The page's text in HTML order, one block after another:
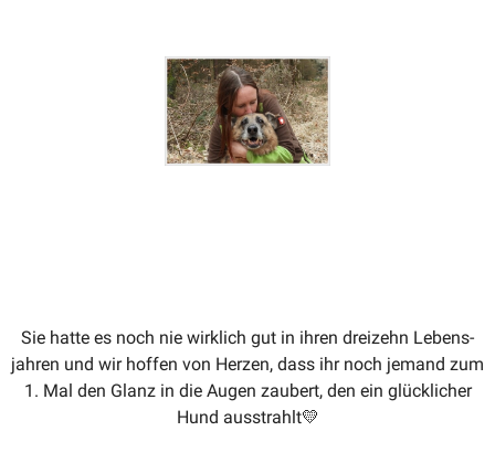
Sie hatte es noch nie wirklich gut in ihren dreizehn Lebens­
jahren und wir hoffen von Herzen, dass ihr noch jemand zum
1. Mal den Glanz in die Augen zaubert, den ein glück­licher
Hund ausstrahlt💛